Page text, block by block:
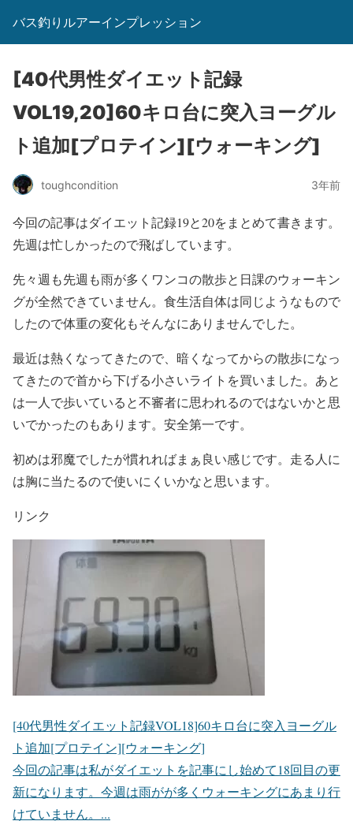
バス釣りルアーインプレッション
[40代男性ダイエット記録
VOL19,20]60キロ台に突入ヨーグル
ト追加[プロテイン][ウォーキング]
toughcondition 3年前
今回の記事はダイエット記録19と20をまとめて書きます。
先週は忙しかったので飛ばしています。
先々週も先週も雨が多くワンコの散歩と日課のウォーキン
グが全然できていません。食生活自体は同じようなもので
したので体重の変化もそんなにありませんでした。
最近は熱くなってきたので、暗くなってからの散歩になっ
てきたので首から下げる小さいライトを買いました。あと
は一人で歩いていると不審者に思われるのではないかと思
いでかったのもあります。安全第一です。
初めは邪魔でしたが慣れればまぁ良い感じです。走る人に
は胸に当たるので使いにくいかなと思います。
リンク
[40代男性ダイエット記録VOL18]60キロ台に突入ヨーグル
ト追加[プロテイン][ウォーキング]
今回の記事は私がダイエットを記事にし始めて18回目の更
新になります。今週は雨がが多くウォーキングにあまり行
けていません。...